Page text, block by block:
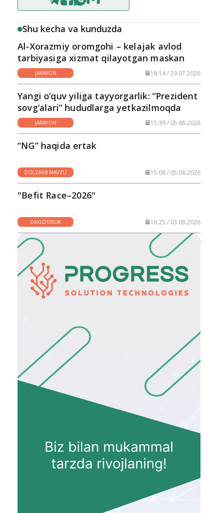
Shu kecha va kunduzda
Al-Xorazmiy oromgohi – kelajak avlod
tarbiyasiga xizmat qilayotgan maskan
JARAYON 18:14 / 29.07.2026
Yangi o‘quv yiliga tayyorgarlik: “Prezident
sovg‘alari” hududlarga yetkazilmoqda
JARAYON 15:39 / 05.08.2026
“NG” haqida ertak
DOLZARB MAVZU 15:09 / 05.08.2026
"Befit Race–2026"
DAXLDORLIK 16:25 / 03.08.2026